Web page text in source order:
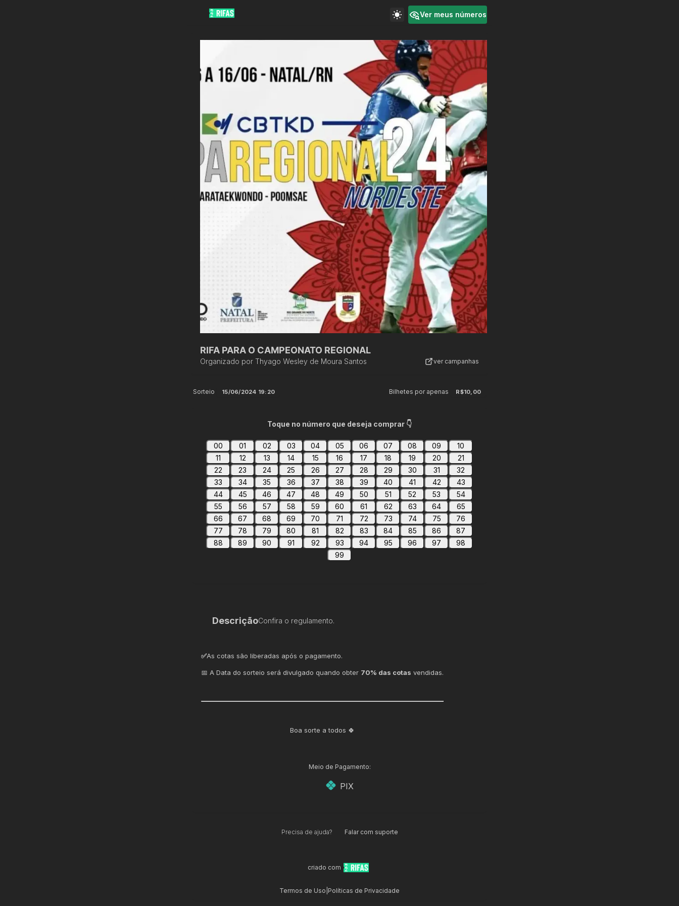
Ver meus números
RIFA PARA O CAMPEONATO REGIONAL
Organizado por Thyago Wesley de Moura Santos ver campanhas
Sorteio 15/06/2024 19:20 Bilhetes por apenas R$10,00
Toque no número que deseja comprar 👇
00 01 02 03 04 05 06 07 08 09
10
11
12 13 14 15 16 17 18 19 20
21
22
23 24 25 26 27 28 29 30 31
32
33
34 35 36 37 38 39 40 41 42
43
44
45 46 47 48 49 50 51 52 53
54
55
56 57 58 59 60 61 62 63 64
65
66
67 68 69 70 71 72 73 74 75
76
77
78 79 80 81 82 83 84 85 86
87
88
89 90 91 92 93 94 95 96 97
98
99
DescriçãoConfira o regulamento.
✅As cotas são liberadas após o pagamento.
📅 A Data do sorteio será divulgado quando obter 70% das cotas vendidas.
Boa sorte a todos 🍀
Meio de Pagamento:
PIX
Precisa de ajuda? Falar com suporte
criado com
Termos de Uso Políticas de Privacidade